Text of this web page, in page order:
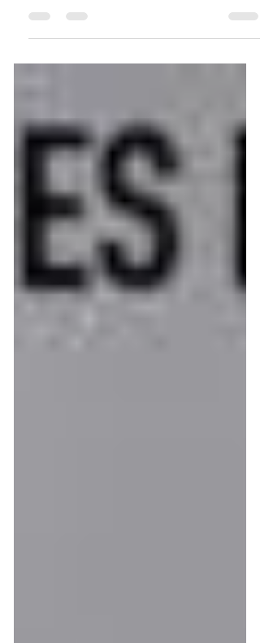
structures les plus importantes présentes
dans le corps, la...